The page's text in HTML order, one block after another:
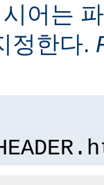
어는
정한다.